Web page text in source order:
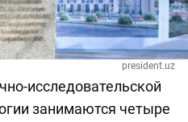
president.uz
исследовательской
занимаются четыре